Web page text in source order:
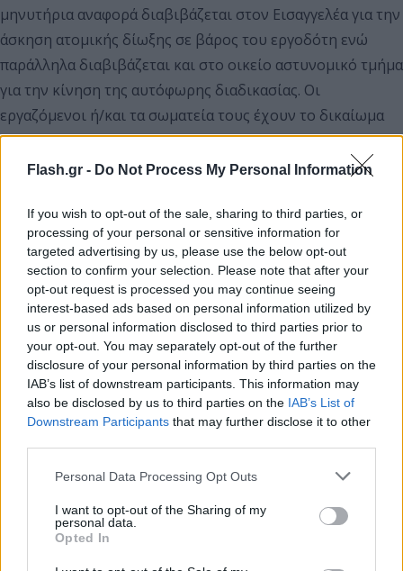
Flash.gr - Do Not Process My Personal Information
If you wish to opt-out of the sale, sharing to third parties, or
processing of your personal or sensitive information for
targeted advertising by us, please use the below opt-out
section to confirm your selection. Please note that after your
opt-out request is processed you may continue seeing
interest-based ads based on personal information utilized by
us or personal information disclosed to third parties prior to
your opt-out. You may separately opt-out of the further
disclosure of your personal information by third parties on the
IAB’s list of downstream participants. This information may
also be disclosed by us to third parties on the IAB’s List of
Downstream Participants that may further disclose it to other
Please note that this website/app uses one or more Google
not limited to your visit or usage behaviour. You may click to
grant or deny consent to Google and its third-party tags to
use your data for below specified purposes in below Google
consent section.
Personal Data Processing Opt Outs
I want to opt-out of the Sharing of my
personal data.
Opted In
μηνυτήρια αναφορά διαβιβάζεται στον Εισαγγελέα για την
άσκηση ατομικής δίωξης σε βάρος του εργοδότη ενώ
παράλληλα διαβιβάζεται και στο οικείο αστυνομικό τμήμα
για την κίνηση της αυτόφωρης διαδικασίας. Οι
εργαζόμενοι ή/και τα σωματεία τους έχουν το δικαίωμα
να υποβάλουν μήνυση απευθείας στο αρμόδιο
αστυνομικό τμήμα και να ζητήσουν την εφαρμογή της